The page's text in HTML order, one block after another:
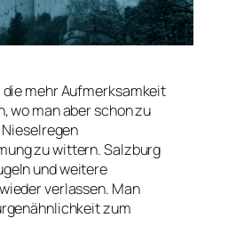
mehr Aufmerksamkeit
wo man aber schon zu
zu wittern. Salzburg
und weitere
verlassen. Man
zum